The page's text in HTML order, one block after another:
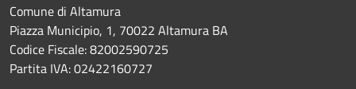
Comune di Altamura
Piazza Municipio, 1, 70022 Altamura BA
Codice Fiscale: 82002590725
Partita IVA: 02422160727